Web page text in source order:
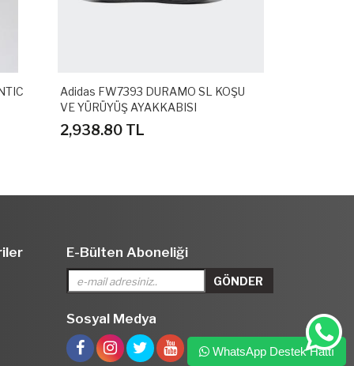
DURAMO SL KOŞU
AYAKKABISI
Adidas GZ3779 ADILETTE
SPOR TERLİK
E-Bülten Aboneliği
Sosyal Medya
WhatsApp Destek Hattı